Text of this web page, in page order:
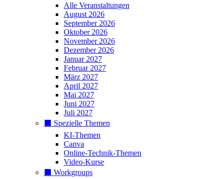
Alle Veranstaltungen
August 2026
September 2026
Oktober 2026
November 2026
Dezember 2026
Januar 2027
Februar 2027
März 2027
April 2027
Mai 2027
Juni 2027
Juli 2027
⬛️ Spezielle Themen
KI-Themen
Canva
Online-Technik-Themen
Video-Kurse
⬛️ Workgroups